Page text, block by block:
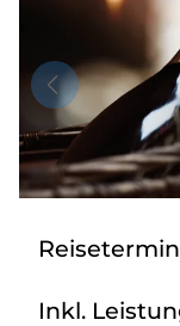
Bus mieten
Über bus
Radio!
Reisetermin
Inkl.